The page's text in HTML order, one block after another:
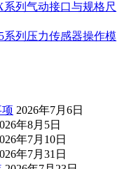
列气动接口与规格尺
系列压力传感器操作模
2026年7月6日
年8月5日
年7月10日
年7月31日